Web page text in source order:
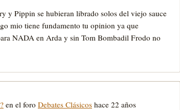
y Pippin se hubieran librado solos del viejo sauce
mio tiene fundamento tu opinion ya que
NADA en Arda y sin Tom Bombadil Frodo no
en el foro Debates Clásicos hace 22 años